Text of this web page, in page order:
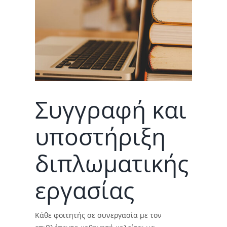
Συγγραφή και
υποστήριξη
διπλωματικής
εργασίας
Κάθε φοιτητής σε συνεργασία με τον